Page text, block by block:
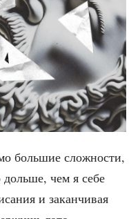
боль­шие слож­но­сти,
доль­ше, чем я себе
и закан­чи­вая